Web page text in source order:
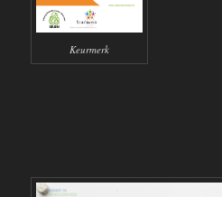
Keurmerk